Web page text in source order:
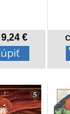
9,24 €